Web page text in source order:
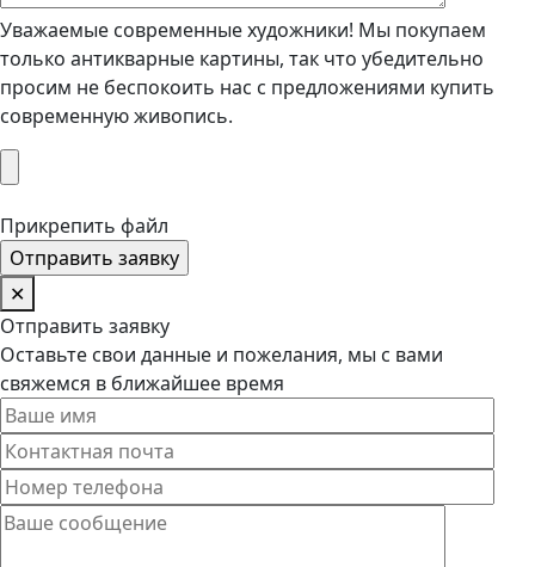
Уважаемые современные художники! Мы покупаем
только антикварные картины, так что убедительно
просим не беспокоить нас с предложениями купить
современную живопись.
Прикрепить файл
✕
Отправить заявку
Оставьте свои данные и пожелания, мы с вами
свяжемся в ближайшее время